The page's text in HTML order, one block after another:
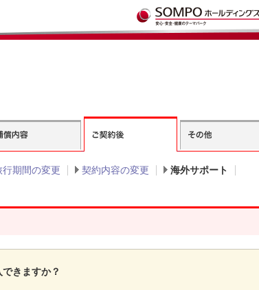
行期間の変更 契約内容の変更
海外サポート
きますか？